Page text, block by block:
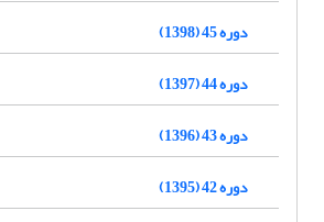
دوره 45 (1398)
دوره 44 (1397)
دوره 43 (1396)
دوره 42 (1395)